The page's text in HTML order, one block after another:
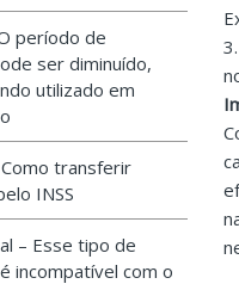
período de
ser diminuído,
utilizado em
transferir
INSS
– Esse tipo de
incompatível com o